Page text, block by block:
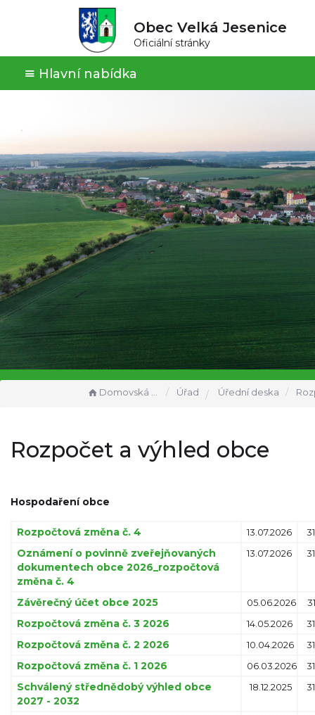
Obec Velká Jesenice
Oficiální stránky
Hlavní nabídka
Domovská stránka Úřad Úřední deska
Rozpočet a výhled obce
Hospodaření obce
Rozpočtová změna č. 4 13.07.2026
Oznámení o povinně zveřejňovaných
dokumentech obce 2026_rozpočtová
změna č. 4
13.07.2026
Závěrečný účet obce 2025 05.06.2026
Rozpočtová změna č. 3 2026 14.05.2026
Rozpočtová změna č. 2 2026 10.04.2026
Rozpočtová změna č. 1 2026 06.03.2026
Schválený střednědobý výhled obce
2027 - 2032
18.12.2025